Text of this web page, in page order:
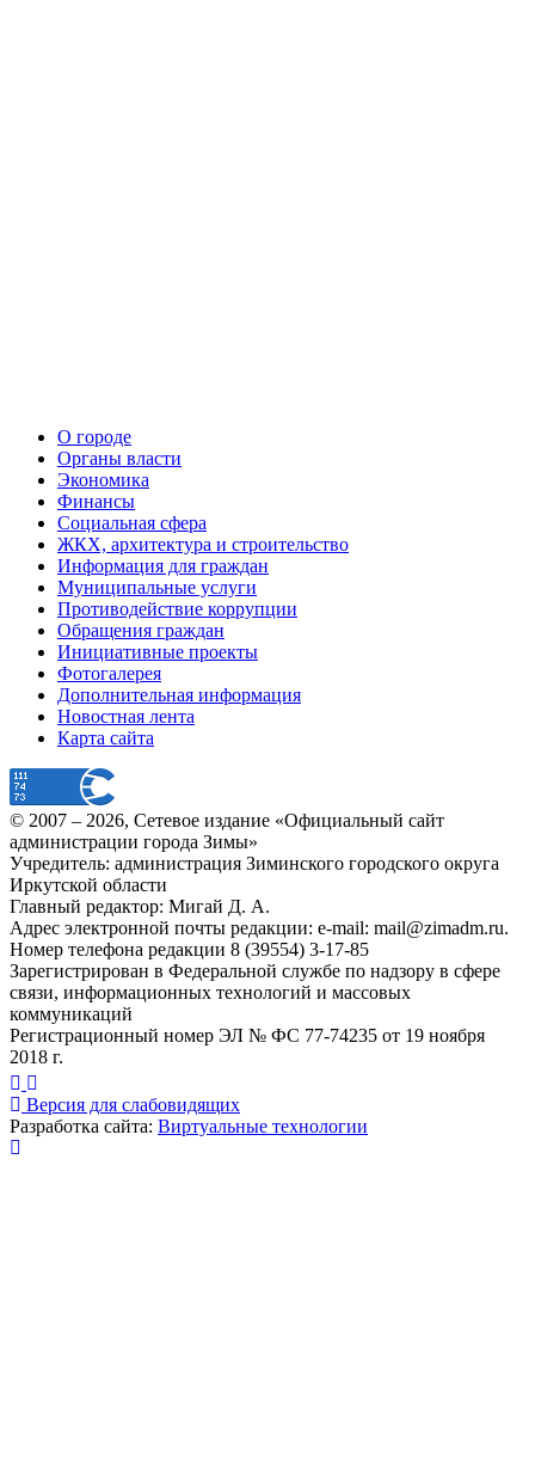
О городе
Органы власти
Экономика
Финансы
Социальная сфера
ЖКХ, архитектура и строительство
Информация для граждан
Муниципальные услуги
Противодействие коррупции
Обращения граждан
Инициативные проекты
Фотогалерея
Дополнительная информация
Новостная лента
Карта сайта
© 2007 – 2026, Сетевое издание «Официальный сайт
администрации города Зимы»
Учредитель: администрация Зиминского городского округа
Иркутской области
Главный редактор: Мигай Д. А.
Адрес электронной почты редакции: e-mail: mail@zimadm.ru.
Номер телефона редакции 8 (39554) 3-17-85
Зарегистрирован в Федеральной службе по надзору в сфере
связи, информационных технологий и массовых
коммуникаций
Регистрационный номер ЭЛ № ФС 77-74235 от 19 ноября
2018 г.
Версия для слабовидящих
Разработка сайта: Виртуальные технологии